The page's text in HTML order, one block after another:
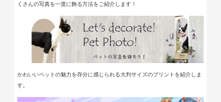
くさんの写真を一度に飾る方法をご紹介します！
かわいいペットの魅力を存分に感じられる大判サイズのプリントを紹介しま
す。